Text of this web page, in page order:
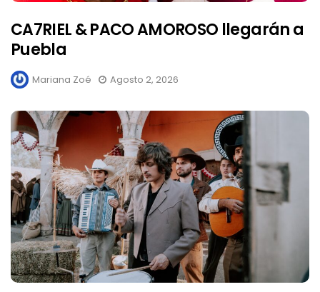
CA7RIEL & PACO AMOROSO llegarán a
Puebla
Mariana Zoé Agosto 2, 2026